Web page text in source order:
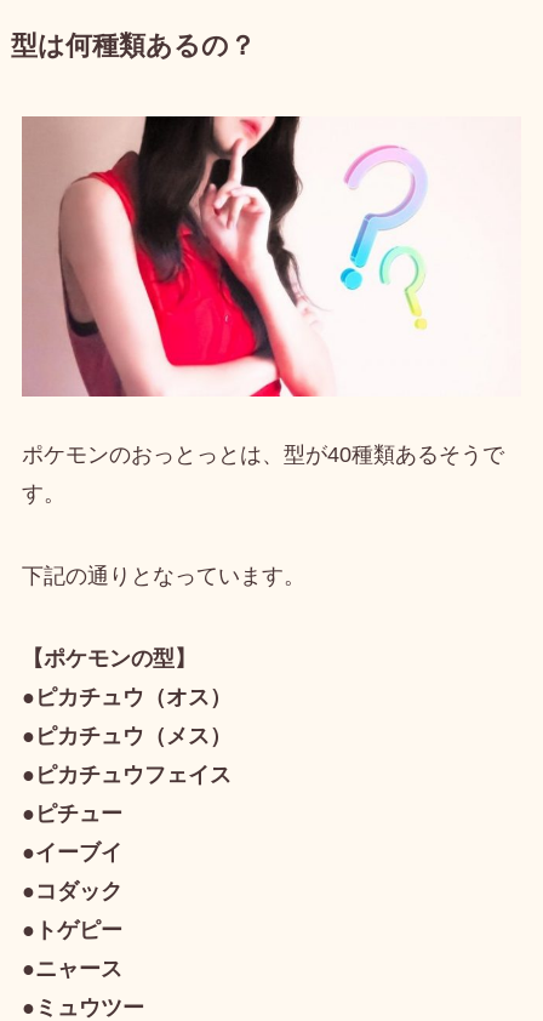
型は何種類あるの？
ポケモンのおっとっとは、 型が40種類あるそうで
す。
下記の通りとなっています。
【ポケモンの型】
●ピカチュウ（オス）
●ピカチュウ（メス）
●ピカチュウフェイス
●ピチュー
●イーブイ
●コダック
●トゲピー
●ニャース
●ミュウツー